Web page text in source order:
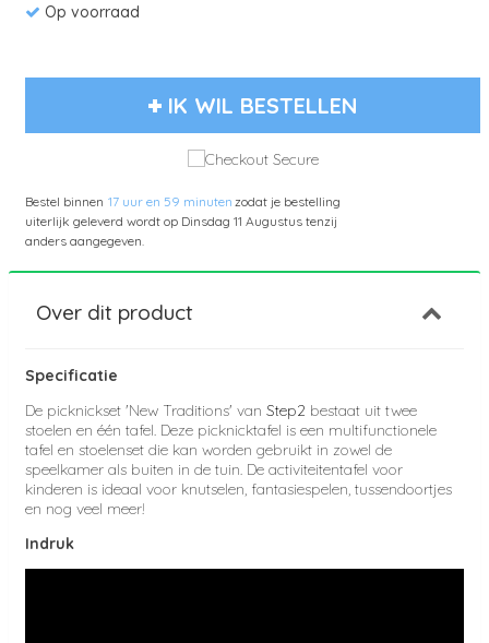
Op voorraad
IK WIL BESTELLEN
Bestel binnen 17 uur en 59 minutenzodat je bestelling
uiterlijk geleverd wordt op Dinsdag 11 Augustus tenzij
anders aangegeven.
Over dit product
Specificatie
De picknickset 'New Traditions' van Step2 bestaat uit twee
stoelen en één tafel. Deze picknicktafel is een multifunctionele
tafel en stoelenset die kan worden gebruikt in zowel de
speelkamer als buiten in de tuin. De activiteitentafel voor
kinderen is ideaal voor knutselen, fantasiespelen, tussendoortjes
en nog veel meer!
Indruk